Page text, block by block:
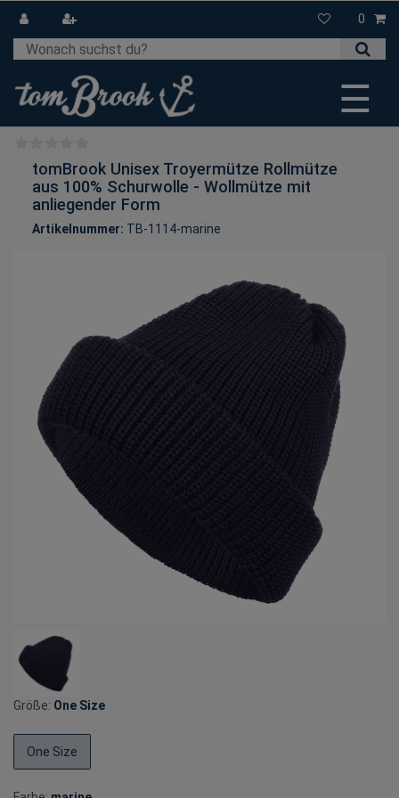
0
☰
tomBrook Unisex Troyermütze Rollmütze
aus 100% Schurwolle - Wollmütze mit
anliegender Form
Artikelnummer: TB-1114-marine
Größe: One Size
One Size